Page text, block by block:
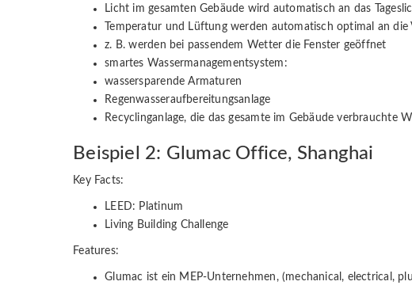
Licht im gesamten Gebäude wird automatisch an das
Temperatur und Lüftung werden automatisch optimal an die
z. B. werden bei passendem Wetter die Fenster geöffnet
smartes Wassermanagementsystem:
wassersparende Armaturen
Regenwasseraufbereitungsanlage
Recyclinganlage, die das gesamte im Gebäude verbrauchte
Beispiel 2: Glumac Office, Shanghai
Key Facts:
LEED: Platinum
Living Building Challenge
Features:
Glumac ist ein MEP-Unternehmen, (mechanical, electrical,